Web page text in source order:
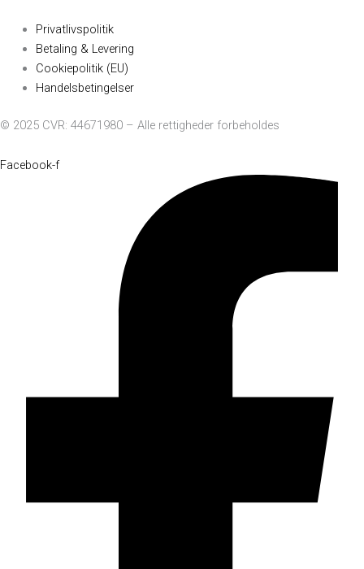
Privatlivspolitik
Betaling & Levering
Cookiepolitik (EU)
Handelsbetingelser
© 2025 CVR: 44671980 – Alle rettigheder forbeholdes
Facebook-f